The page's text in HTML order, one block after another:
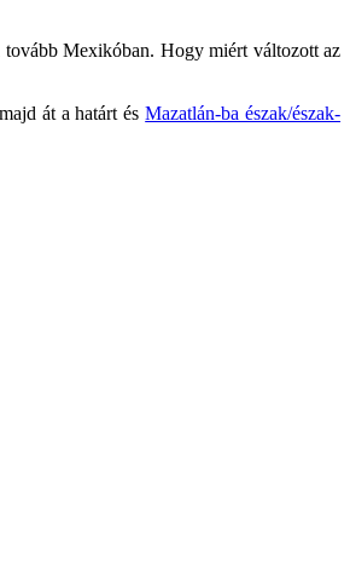
tovább Mexikóban. Hogy miért változott az
át a határt ésMazatlán-ba észak/észak-